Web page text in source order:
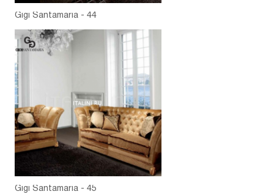
Gigi Santamaria - 44
Gigi Santamaria - 45